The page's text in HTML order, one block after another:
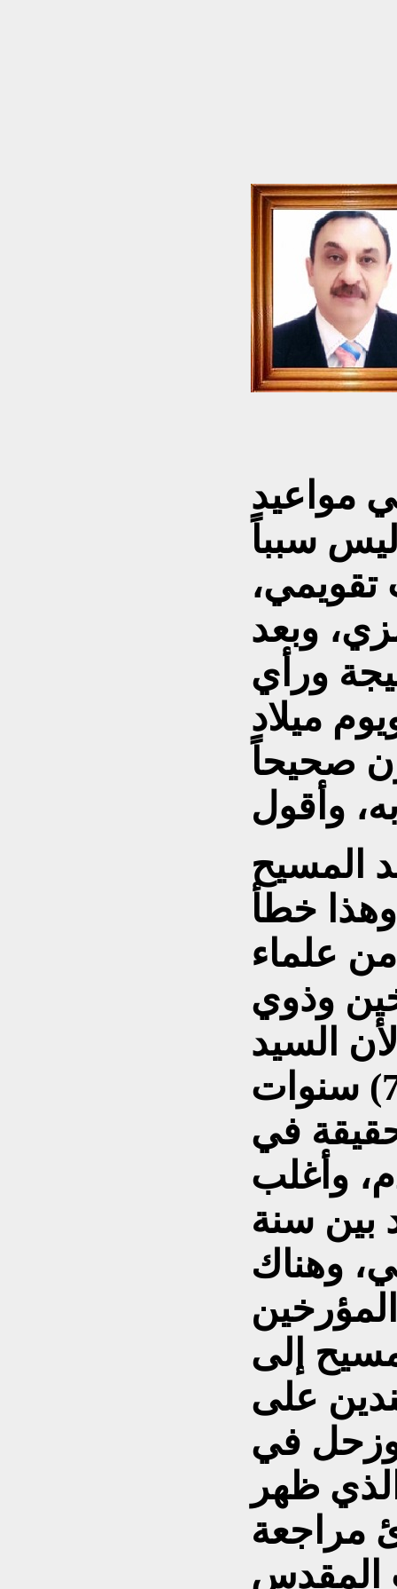
مواعيد
سبباً
تقويمي،
وبعد
ورأي
ميلاد
صحيحاً
المسيح
سنة، وهذا خطأ
من علماء
وذوي
السيد
المسيح مولود بين (4–7) سنوات
في
سنة 2019م أو 2022م، وأغلب
بين سنة
وهناك
إلى
على
في
ظهر
مراجعة
المقدس